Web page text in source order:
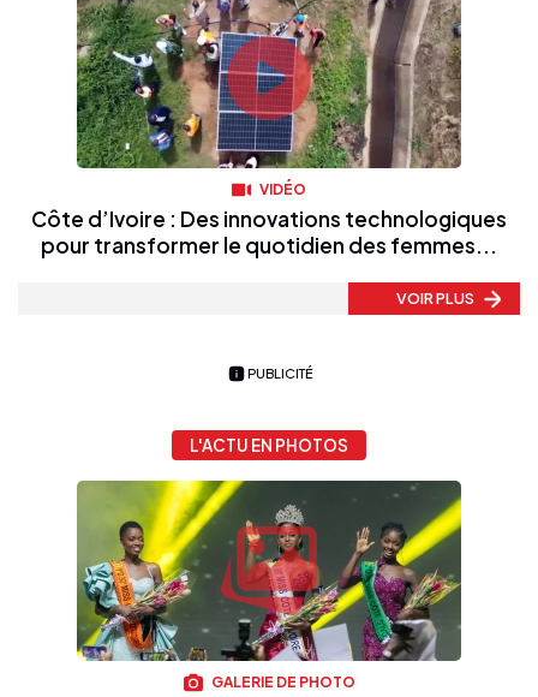
VIDÉO
Côte d’Ivoire : Des innovations technologiques
pour transformer le quotidien des femmes...
VOIR PLUS
PUBLICITÉ
L'ACTU EN PHOTOS
GALERIE DE PHOTO